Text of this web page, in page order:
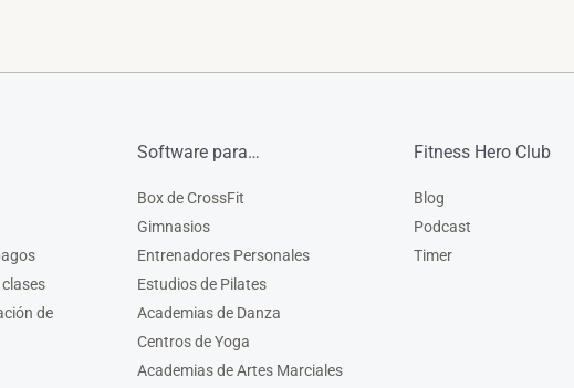
de
Software para…
Box de CrossFit
Gimnasios
Entrenadores Personales
Estudios de Pilates
Academias de Danza
Centros de Yoga
Academias de Artes Marciales
Fitness Hero Club
Blog
Podcast
Timer